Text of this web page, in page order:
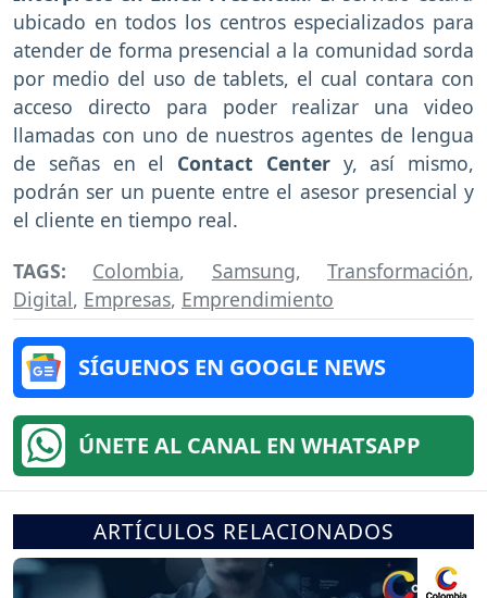
ubicado en todos los centros especializados para
atender de forma presencial a la comunidad sorda
por medio del uso de tablets, el cual contara con
acceso directo para poder realizar una video
llamadas con uno de nuestros agentes de lengua
de señas en el Contact Center y, así mismo,
podrán ser un puente entre el asesor presencial y
el cliente en tiempo real.
TAGS: Colombia, Samsung,Transformación,
Digital, Empresas, Emprendimiento
SÍGUENOS EN GOOGLE NEWS
ÚNETE AL CANAL EN WHATSAPP
ARTÍCULOS RELACIONADOS